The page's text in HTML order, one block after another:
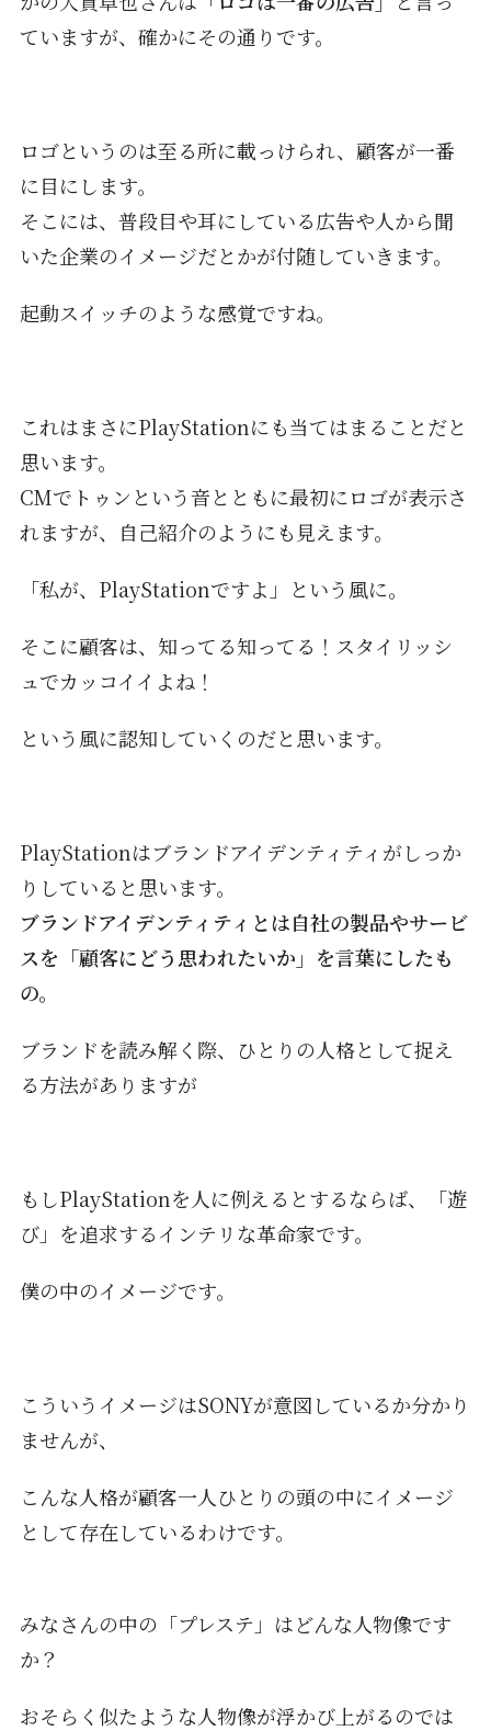
ていますが、確かにその通りです。
ロゴというのは至る所に載っけられ、顧客が一番
に目にします。
そこには、普段目や耳にしている広告や人から聞
いた企業のイメージだとかが付随していきます。
起動スイッチのような感覚ですね。
これはまさにPlayStationにも当てはまることだと
思います。
CMでトゥンという音とともに最初にロゴが表示さ
れますが、自己紹介のようにも見えます。
「私が、PlayStationですよ」という風に。
そこに顧客は、知ってる知ってる！スタイリッシ
ュでカッコイイよね！
という風に認知していくのだと思います。
PlayStationはブランドアイデンティティがしっか
りしていると思います。
ブランドアイデンティティとは自社の製品やサービ
スを「顧客にどう思われたいか」を言葉にしたも
の。
ブランドを読み解く際、ひとりの人格として捉え
る方法がありますが
もしPlayStationを人に例えるとするならば、「遊
び」を追求するインテリな革命家です。
僕の中のイメージです。
こういうイメージはSONYが意図しているか分かり
ませんが、
こんな人格が顧客一人ひとりの頭の中にイメージ
として存在しているわけです。
みなさんの中の「プレステ」はどんな人物像です
か？
おそらく似たような人物像が浮かび上がるのでは